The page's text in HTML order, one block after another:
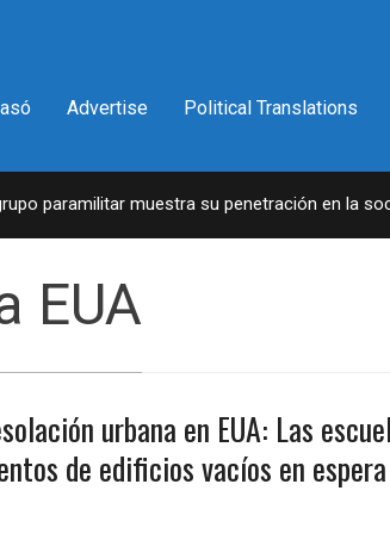
Advertise Political Translations
paramilitar muestra su penetración en la
EUA
urbana en EUA: Las
de edificios vacíos en